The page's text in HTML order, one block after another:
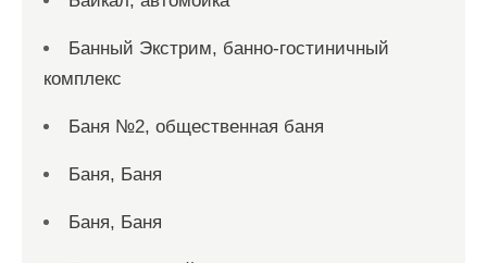
Банный Экстрим, банно-гостиничный
комплекс
Баня №2, общественная баня
Баня, Баня
Баня, Баня